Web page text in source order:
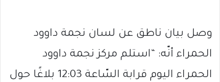
وصل بيان ناطق عن لسان نجمة داوود
الحمراء أنّه: “استلم مركز نجمة داوود
الحمراء اليوم قرابة السّاعة 12:03 بلاغًا حول